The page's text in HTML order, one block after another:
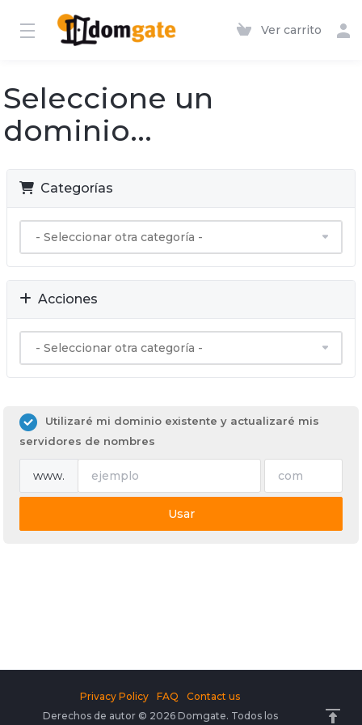
Ver carrito
Seleccione un
dominio...
Categorías
Acciones
Utilizaré mi dominio existente y actualizaré mis
servidores de nombres
www.
Usar
Derechos de autor © 2026 Domgate. Todos los
Privacy Policy FAQ Contact us